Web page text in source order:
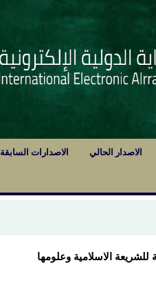
الاصدار الحالي الاصدارات السابقة
للشريعة الاسلامية وعلومها